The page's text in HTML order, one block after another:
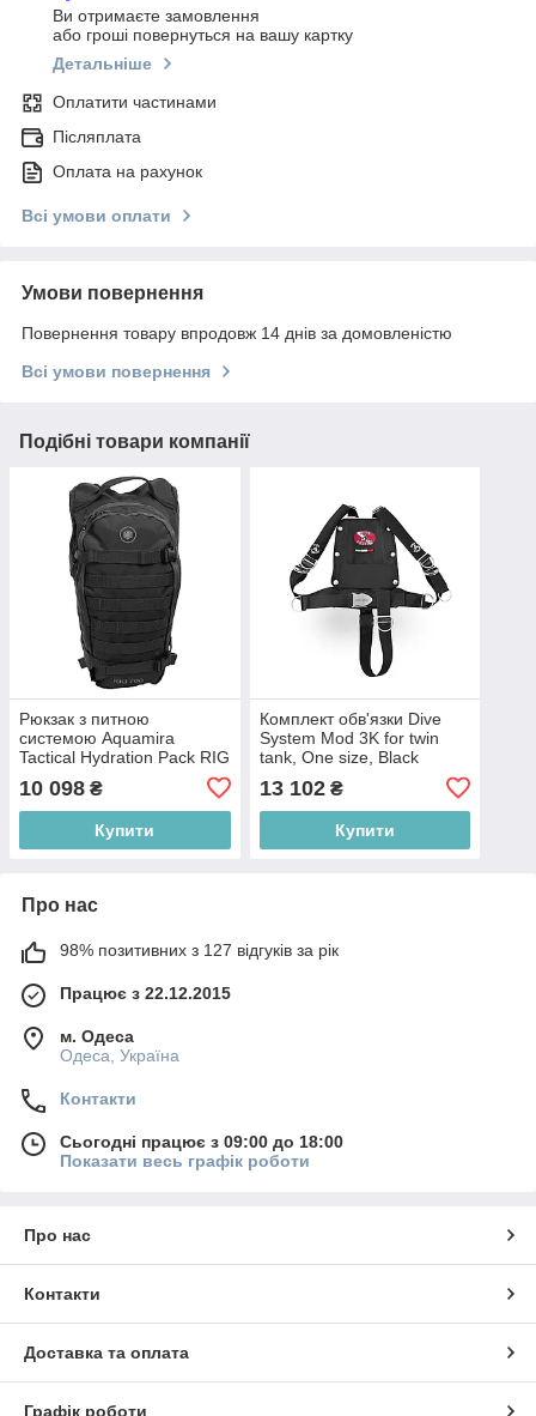
Ви отримаєте замовлення
або гроші повернуться на вашу картку
Детальніше
Оплатити частинами
Післяплата
Оплата на рахунок
Всі умови оплати
Умови повернення
Повернення товару впродовж 14 днів за домовленістю
Всі умови повернення
Подібні товари компанії
Рюкзак з питною
системою Aquamira
Tactical Hydration Pack RIG
(AQM 85410)
10 098 ₴
Купити
Комплект обв'язки Dive
System Mod 3K for twin
tank, One size, Black
13 102₴
Купити
Про нас
98% позитивних з 127 відгуків за рік
Працює з 22.12.2015
м. Одеса
Одеса, Україна
Контакти
Сьогодні працює з 09:00 до 18:00
Показати весь графік роботи
Про нас
Контакти
Доставка та оплата
Графік роботи